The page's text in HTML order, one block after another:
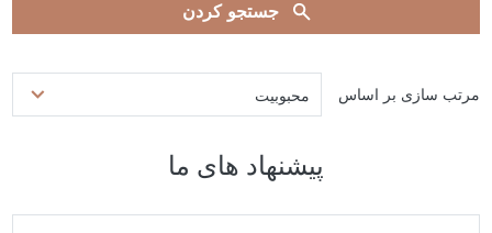
جستجو کردن
مرتب سازی بر اساس محبوبیت
پیشنهاد های ما